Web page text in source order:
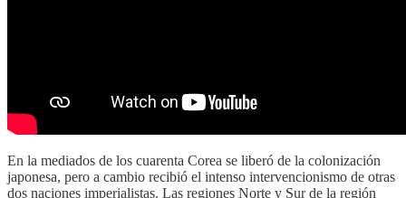
En la mediados de los cuarenta Corea se liberó de la colonización
japonesa, pero a cambio recibió el intenso intervencionismo de otras
dos naciones imperialistas. Las regiones Norte y Sur de la región